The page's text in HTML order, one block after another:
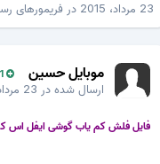
2015
درفریمورهای
موبایل حسین 41
ارسال شده در23 مرداد، 2015
فایل فلش کم یاب گوشی ایفل اس کیو